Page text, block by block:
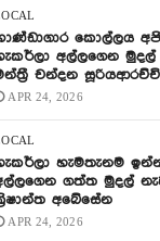
කොල්ලය
අල්ලගෙන
චන්දන සූරියආරච්චි
APR 24, 2026
හැමතැනම
ගත්ත මුදල්
අබේසේන
APR 24, 2026